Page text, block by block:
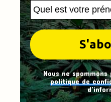
Nous ne
politique de